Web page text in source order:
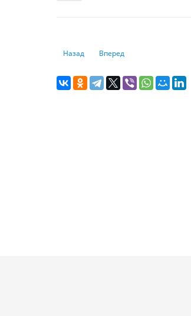
Предыдущий: 2022: метавселенная
Назад Следующий: Facebook
Вперед